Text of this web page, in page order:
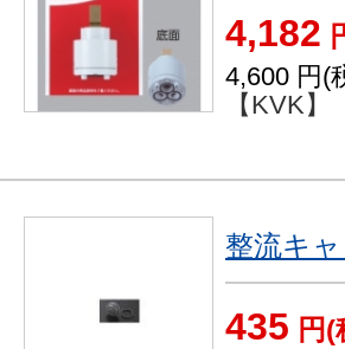
4,182
4,600 円(
【KVK】
整流キ
435 円(